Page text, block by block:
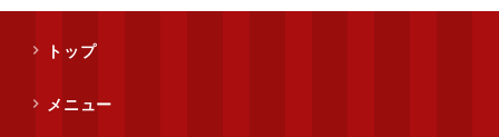
トップ
メニュー